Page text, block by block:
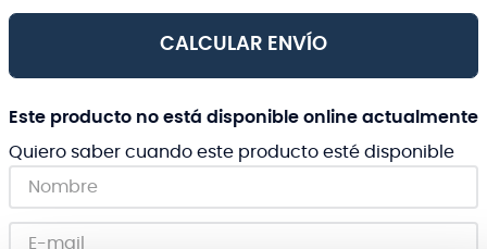
CALCULAR ENVÍO
Este producto no está disponible online actualmente
Quiero saber cuando este producto esté disponible